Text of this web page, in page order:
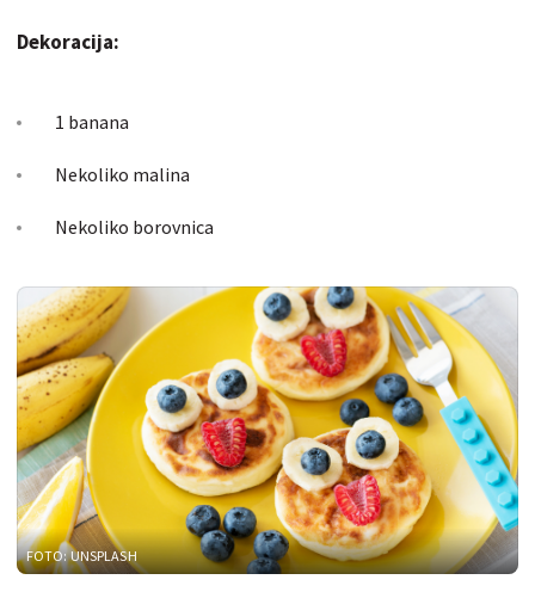
Dekoracija:
1 banana
Nekoliko malina
Nekoliko borovnica
FOTO: UNSPLASH